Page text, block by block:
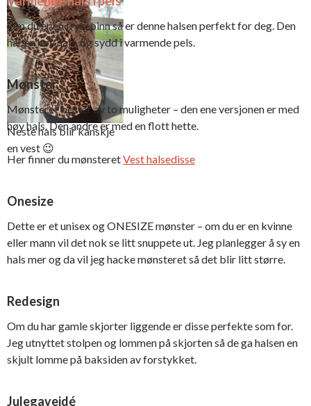
knyt sammen
elastikken
Neste hals blir kanskje
en vest 😉
Om du er en frysepinn så er denne halsen perfekt for deg. Den
har en høy hals, og sydd i varmende pels.
Mønster
Mønsteret består av to muligheter – den ene versjonen er med
høy hals. Den andre er med en flott hette.
Her finner du mønsteretVest halsedisse
Onesize
Dette er et unisex og ONESIZE mønster – om du er en kvinne
eller mann vil det nok se litt snuppete ut. Jeg planlegger å sy en
hals mer og da vil jeg hacke mønsteret så det blir litt større.
Redesign
Om du har gamle skjorter liggende er disse perfekte som for.
Jeg utnyttet stolpen og lommen på skjorten så de ga halsen en
skjult lomme på baksiden av forstykket.
Julegaveidé